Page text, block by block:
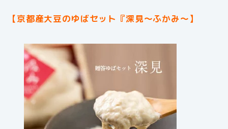
【京都産大豆のゆばセット『深見〜ふかみ〜】